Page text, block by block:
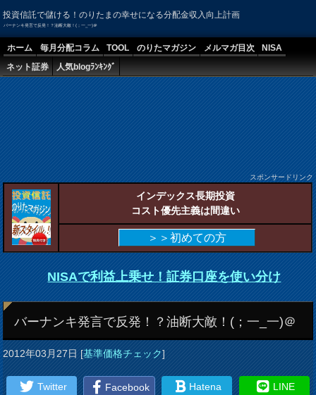
投資信託で儲ける！のりたまの幸せになる分配金収入向上計画
バーナンキ発言で反発！？油断大敵！(；一_一)＠
ホーム 毎月分配コラム TOOL のりたマガジン メルマガ目次
NISA
ネット証券
人気blogﾗﾝｷﾝｸﾞ
スポンサードリンク
インデックス長期投資
コスト優先主義は間違い
＞＞初めての方
NISAで利益上乗せ！証券口座を使い分け
バーナンキ発言で反発！？油断大敵！(；一_一)＠
2012年03月27日[基準価格チェック]
Twitter Facebook Hatena LINE